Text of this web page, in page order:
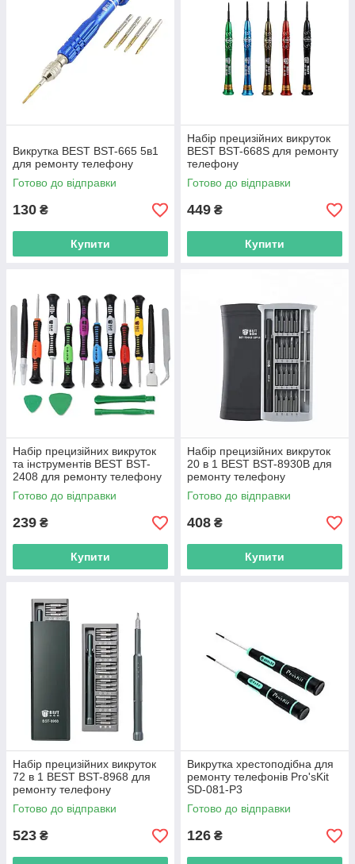
Викрутка BEST BST-665 5в1
для ремонту телефону
Готово до відправки
130 ₴
Купити
Набір прецизійних викруток
BEST BST-668S для ремонту
телефону
Готово до відправки
449 ₴
Купити
Набір прецизійних викруток
та інструментів BEST BST-
2408 для ремонту телефону
Готово до відправки
239 ₴
Купити
Набір прецизійних викруток
20 в 1 BEST BST-8930B для
ремонту телефону
Готово до відправки
408 ₴
Купити
Набір прецизійних викруток
72 в 1 BEST BST-8968 для
ремонту телефону
Готово до відправки
523 ₴
Викрутка хрестоподібна для
ремонту телефонів Pro'sKit
SD-081-P3
Готово до відправки
126 ₴